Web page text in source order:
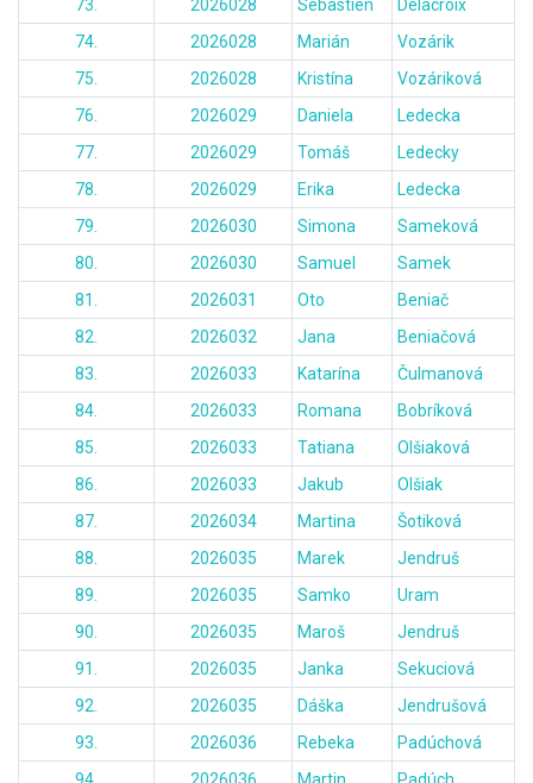
73.
2026028 Sebastien
Delacroix
74.
2026028 Marián
Vozárik
75.
2026028 Kristína
Vozáriková
76.
2026029 Daniela
Ledecka
77.
2026029 Tomáš
Ledecky
78.
2026029 Erika
Ledecka
79.
2026030 Simona
Sameková
80.
2026030 Samuel
Samek
81.
2026031 Oto
Beniač
82.
2026032 Jana
Beniačová
83.
2026033 Katarína
Čulmanová
84.
2026033 Romana
Bobríková
85.
2026033 Tatiana
Olšiaková
86.
2026033 Jakub
Olšiak
87.
2026034 Martina
Šotiková
88.
2026035 Marek
Jendruš
89.
2026035 Samko
Uram
90.
2026035 Maroš
Jendruš
91.
2026035 Janka
Sekuciová
92.
2026035 Dáška
Jendrušová
93.
2026036 Rebeka
Padúchová